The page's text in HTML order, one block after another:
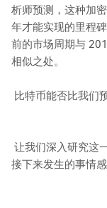
析师预测，这种加
年才能实现的里程
前的市场周期与
相似之处。
比特币能否比我们
让我们深入研究这
接下来发生的事情感